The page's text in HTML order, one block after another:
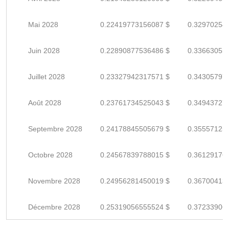
Mai 2028 0.22419773156087 $
Juin 2028 0.22890877536486 $
Juillet 2028 0.23327942317571 $
Août 2028 0.23761734525043 $
Septembre 2028 0.24178845505679 $
Octobre 2028 0.24567839788015 $
Novembre 2028 0.24956281450019 $
Décembre 2028 0.25319056555524 $